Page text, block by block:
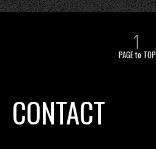
PAGE to TOP
CONTACT